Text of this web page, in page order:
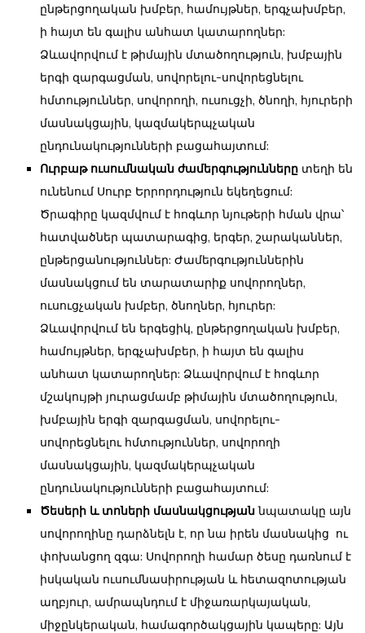
ընթերցողական խմբեր, համույթներ, երգչախմբեր,
ի հայտ են գալիս անհատ կատարողներ:
Ձևավորվում է թիմային մտածողություն, խմբային
երգի զարգացման, սովորելու-սովորեցնելու
հմտություններ, սովորողի, ուսուցչի, ծնողի, հյուրերի
մասնակցային, կազմակերպչական
ընդունակությունների բացահայտում:
Ուրբաթ ուսումնական ժամերգությունները տեղի են
ունենում Սուրբ Երրորդություն եկեղեցում:
Ծրագիրը կազմվում է հոգևոր նյութերի հման վրա՝
հատվածներ պատարագից, երգեր, շարականներ,
ընթերցանություններ: Ժամերգություններին
մասնակցում են տարատարիք սովորողներ,
ուսուցչական խմբեր, ծնողներ, հյուրեր:
Ձևավորվում են երգեցիկ, ընթերցողական խմբեր,
համույթներ, երգչախմբեր, ի հայտ են գալիս
անհատ կատարողներ: Ձևավորվում է հոգևոր
մշակույթի յուրացմամբ թիմային մտածողություն,
խմբային երգի զարգացման, սովորելու-
սովորեցնելու հմտություններ, սովորողի
մասնակցային, կազմակերպչական
ընդունակությունների բացահայտում:
Ծեսերի և տոների մասնակցությաննպատակը այն
սովորողինը դարձնելն է, որ նա իրեն մասնակից ու
փոխանցող զգա: Սովորողի համար ծեսը դառնում է
իսկական ուսումնասիրության և հետազոտության
աղբյուր, ամրապնդում է միջառարկայական,
միջընկերական, համագործակցային կապերը: Այն